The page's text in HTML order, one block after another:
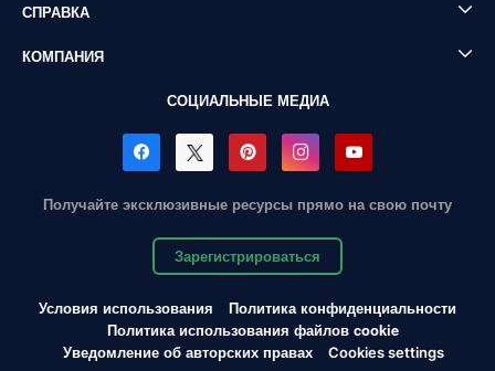
СПРАВКА
КОМПАНИЯ
СОЦИАЛЬНЫЕ МЕДИА
Получайте эксклюзивные ресурсы прямо на свою почту
Зарегистрироваться
Условия использования
Политика конфиденциальности
Политика использования файлов cookie
Уведомление об авторских правах
Cookies settings